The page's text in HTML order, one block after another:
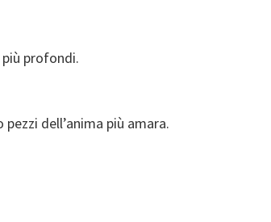
profondi.
dell’anima più amara.